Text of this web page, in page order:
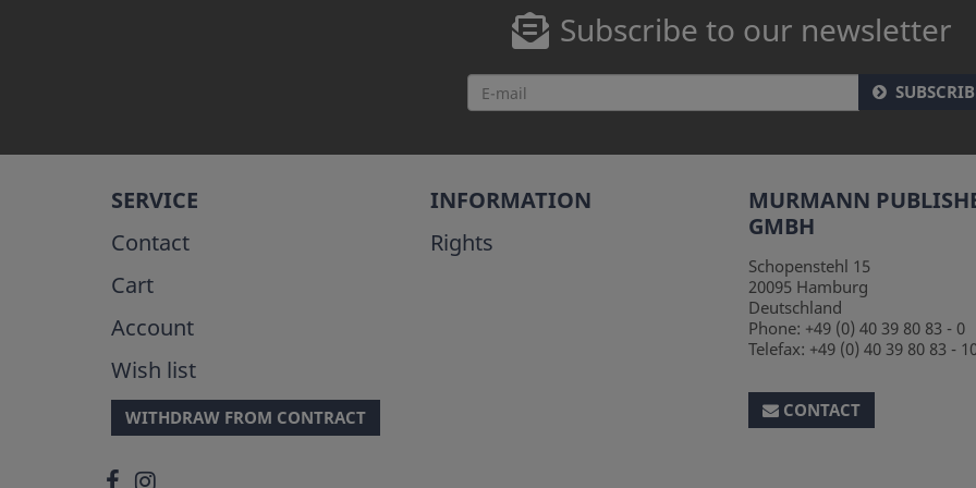
Subscribe to our newsletter
SERVICE
Contact
Cart
Account
Wish list
WITHDRAW FROM CONTRACT
INFORMATION
Rights
MURMANN
GMBH
Schopenstehl 15
20095 Hamburg
Deutschland
Phone: +49 (0) 40 39 80 83 - 0
Telefax: +49 (0) 40 39 80 83 -
CONTACT